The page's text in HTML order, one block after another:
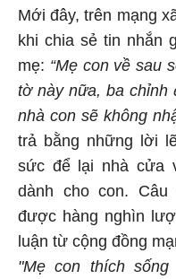
Mới đây, trên mạng
khi chia sẻ tin nhắn
mẹ: “Mẹ con về sau
tờ này nữa, ba chỉnh
nhà con sẽ không
trả bằng những lời
sức để lại nhà cửa
dành cho con.
được hàng nghìn
luận từ cộng đồng
"Mẹ con thích